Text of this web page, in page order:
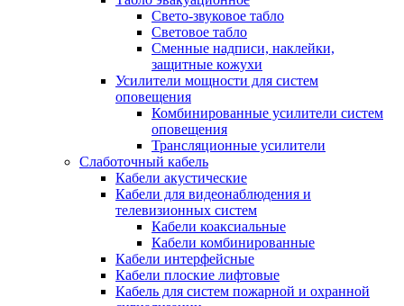
Свето-звуковое табло
Световое табло
Сменные надписи, наклейки,
защитные кожухи
Усилители мощности для систем
оповещения
Комбинированные усилители систем
оповещения
Трансляционные усилители
Слаботочный кабель
Кабели акустические
Кабели для видеонаблюдения и
телевизионных систем
Кабели коаксиальные
Кабели комбинированные
Кабели интерфейсные
Кабели плоские лифтовые
Кабель для систем пожарной и охранной